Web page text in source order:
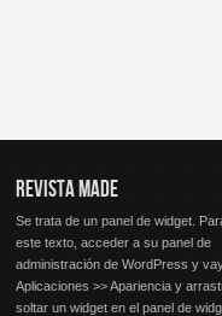
REVISTA MADE
Se trata de un panel de widget.
este texto, acceder a su panel de
administración de WordPress y
Aplicaciones >> Apariencia y
soltar un widget en el panel de